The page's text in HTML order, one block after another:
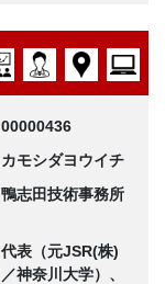
00000436
カモシダヨウイチ
鴨志田技術事務所
代表（元JSR(株)
／神奈川大学）、